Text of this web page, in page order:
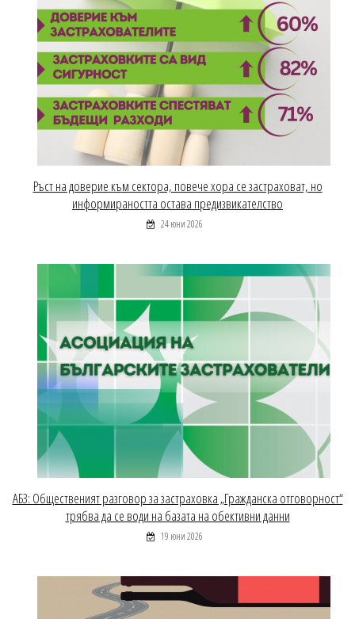
Ръст на доверие към сектора, повече хора се застраховат, но
информираността остава предизвикателство
24 юни 2026
АБЗ: Общественият разговор за застраховка „Гражданска отговорност“
трябва да се води на базата на обективни данни
19 юни 2026